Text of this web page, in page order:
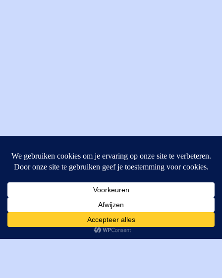
4462GE, Goes
T: +31 (0) 111-484438
M:parts@mitechniek.nl
VAT: NL862802295B01
Cookies helpen ons bij het leveren van onze diensten. Door
gebruik te maken van onze diensten, gaat u akkoord met ons
gebruik van cookies.